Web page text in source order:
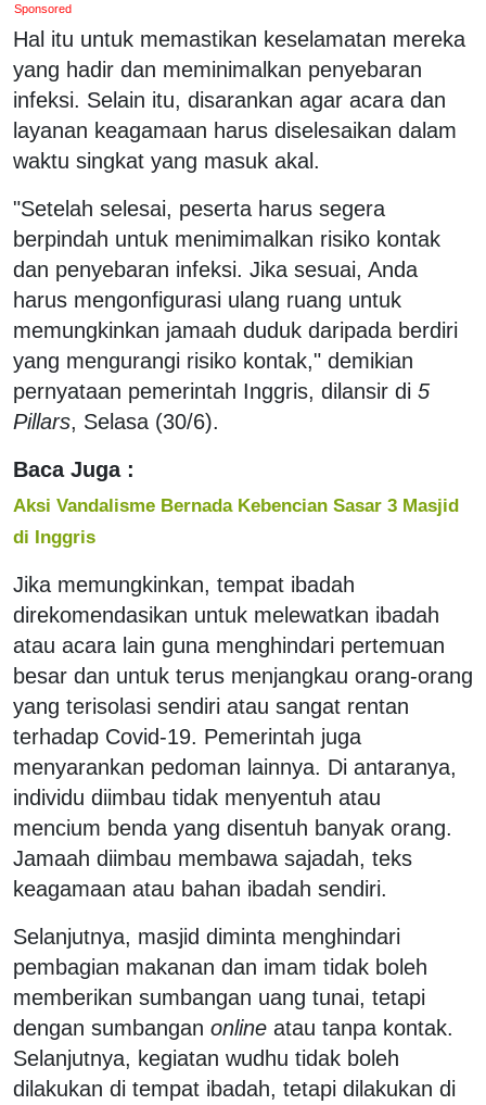
Sponsored
Hal itu untuk memastikan keselamatan mereka
yang hadir dan meminimalkan penyebaran
infeksi. Selain itu, disarankan agar acara dan
layanan keagamaan harus diselesaikan dalam
waktu singkat yang masuk akal.
"Setelah selesai, peserta harus segera
berpindah untuk menimimalkan risiko kontak
dan penyebaran infeksi. Jika sesuai, Anda
harus mengonfigurasi ulang ruang untuk
memungkinkan jamaah duduk daripada berdiri
yang mengurangi risiko kontak," demikian
pernyataan pemerintah Inggris, dilansir di 5
Pillars, Selasa (30/6).
Baca Juga :
Aksi Vandalisme Bernada Kebencian Sasar 3 Masjid
di Inggris
Jika memungkinkan, tempat ibadah
direkomendasikan untuk melewatkan ibadah
atau acara lain guna menghindari pertemuan
besar dan untuk terus menjangkau orang-orang
yang terisolasi sendiri atau sangat rentan
terhadap Covid-19. Pemerintah juga
menyarankan pedoman lainnya. Di antaranya,
individu diimbau tidak menyentuh atau
mencium benda yang disentuh banyak orang.
Jamaah diimbau membawa sajadah, teks
keagamaan atau bahan ibadah sendiri.
Selanjutnya, masjid diminta menghindari
pembagian makanan dan imam tidak boleh
memberikan sumbangan uang tunai, tetapi
dengan sumbangan online atau tanpa kontak.
Selanjutnya, kegiatan wudhu tidak boleh
dilakukan di tempat ibadah, tetapi dilakukan di